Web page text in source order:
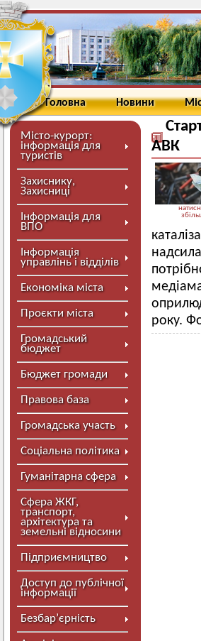
Головна Новини
Місто-курорт:
інформація для
туристів
Захиснику,
Захисниці
Інформація для
ВПО
Інформація
управлінь і відділів
Економіка міста
Проєкти міста
Громадський
бюджет
Бюджет громади
Правова база
Громадська участь
Соціальна політика
Гуманітарна сфера
Сфера ЖКГ,
транспорт,
архітектура та
земельні відносини
Підприємництво
Доступ до публічної
інформації
Безбар’єрність
АВК
року.